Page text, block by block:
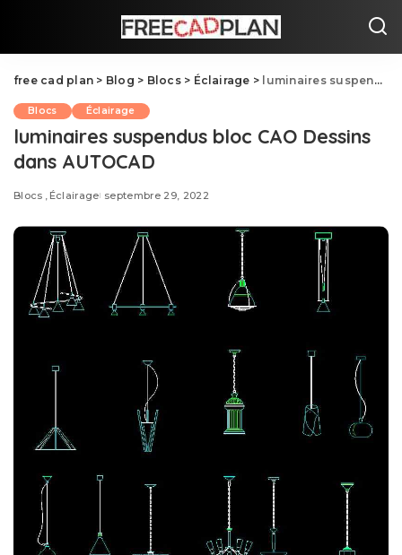
free cad plan > Blog > Blocs> Éclairage > luminaires suspendus bloc CAO Dessins dans AUTOCAD
Blocs Éclairage
luminaires suspendus bloc CAO Dessins
dans AUTOCAD
Blocs Éclairage septembre 29, 2022